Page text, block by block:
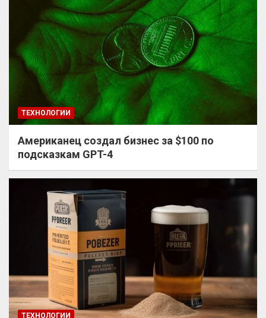
ТЕХНОЛОГИИ
Американец создал бизнес за $100 по
подсказкам GPT-4
ТЕХНОЛОГИИ